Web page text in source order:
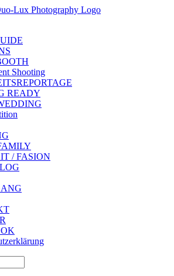
Shooting
READY
/ FASION